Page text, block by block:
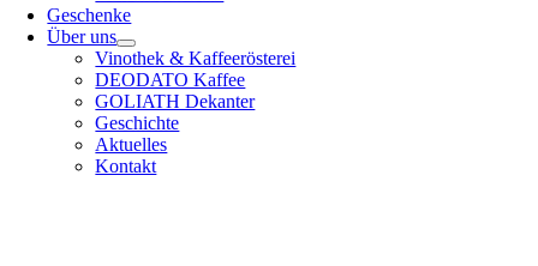
Geschenke
Über uns
Vinothek & Kaffeerösterei
DEODATO Kaffee
GOLIATH Dekanter
Geschichte
Aktuelles
Kontakt